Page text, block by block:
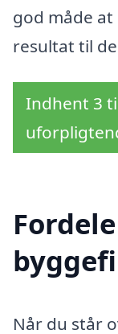
god måde
resultat til
Indhent 3
Når du står